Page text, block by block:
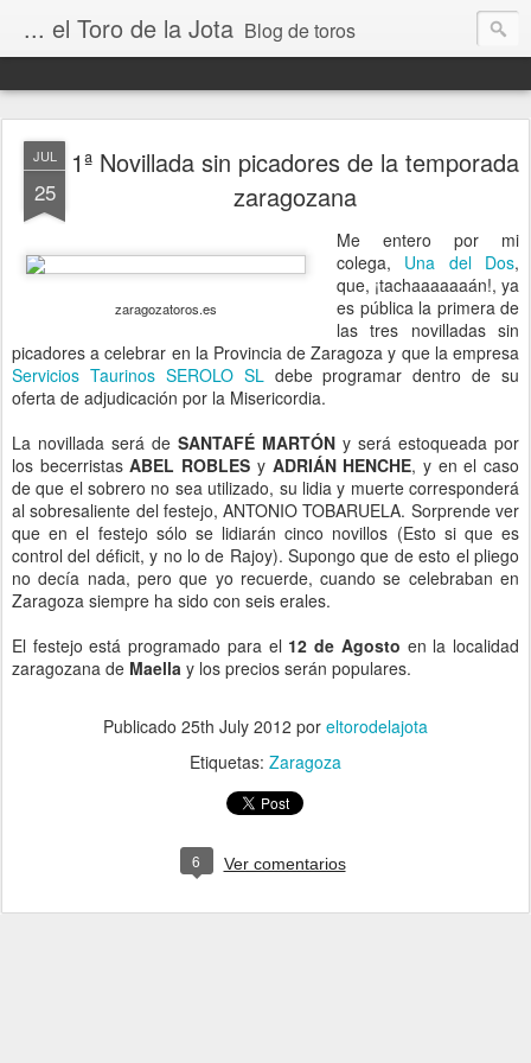
... el Toro de la Jota Blog de toros
JUL
25
1ª Novillada sin picadores de la temporada
zaragozana
zaragozatoros.es
Me entero por mi
colega, Una del Dos,
que, ¡tachaaaaaaán!, ya
es pública la primera de
las tres novilladas sin
picadores a celebrar en la Provincia de Zaragoza y que la empresa
Servicios Taurinos SEROLO SLdebe programar dentro de su
oferta de adjudicación por la Misericordia.
La novillada será de SANTAFÉ MARTÓN y será estoqueada por
los becerristasABEL ROBLES y ADRIÁN HENCHE, y en el caso
de que el sobrero no sea utilizado, su lidia y muerte corresponderá
al sobresaliente del festejo, ANTONIO TOBARUELA. Sorprende ver
que en el festejo sólo se lidiarán cinco novillos (Esto si que es
control del déficit, y no lo de Rajoy). Supongo que de esto el pliego
no decía nada, pero que yo recuerde, cuando se celebraban en
Zaragoza siempre ha sido con seis erales.
El festejo está programado para el 12 de Agosto en la localidad
zaragozana de Maella y los precios serán populares.
Publicado 25th July 2012 por eltorodelajota
Etiquetas: Zaragoza
6 Ver comentarios